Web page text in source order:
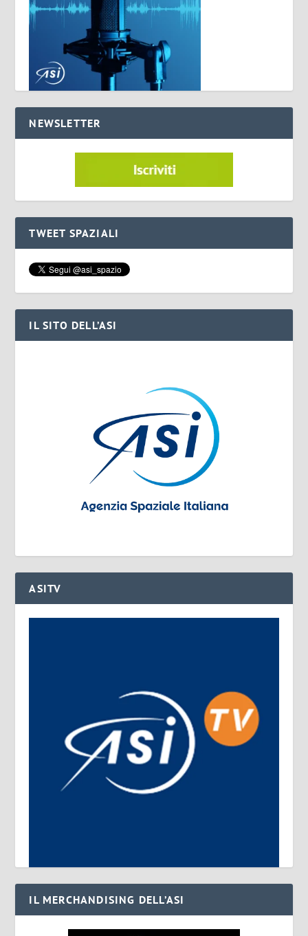
NEWSLETTER
TWEET SPAZIALI
IL SITO DELL’ASI
ASITV
IL MERCHANDISING DELL’ASI